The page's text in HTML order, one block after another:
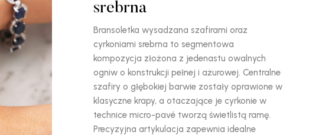
srebrna
Bransoletka wysadzana szafirami oraz
cyrkoniami srebrna to segmentowa
kompozycja złożona z jedenastu owalnych
ogniw o konstrukcji pełnej i ażurowej. Centralne
szafiry o głębokiej barwie zostały oprawione w
klasyczne krapy, a otaczające je cyrkonie w
technice micro-pavé tworzą świetlistą ramę.
Precyzyjna artykulacja zapewnia idealne